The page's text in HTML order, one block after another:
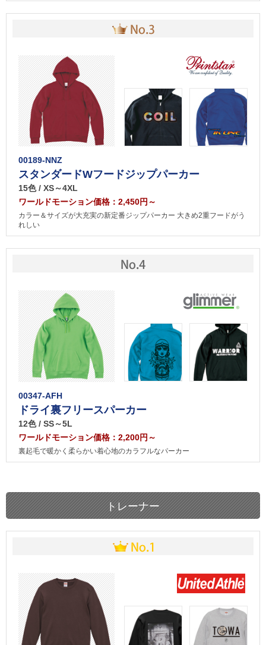
00189-NNZ
スタンダードWフードジップパーカー
15色 / XS～4XL
ワールドモーション価格：2,450円～
カラー＆サイズが大充実の新定番ジップパーカー 大きめ2重フードがう
れしい
00347-AFH
ドライ裏フリースパーカー
12色 / SS～5L
ワールドモーション価格：2,200円～
裏起毛で暖かく柔らかい着心地のカラフルなパーカー
トレーナー